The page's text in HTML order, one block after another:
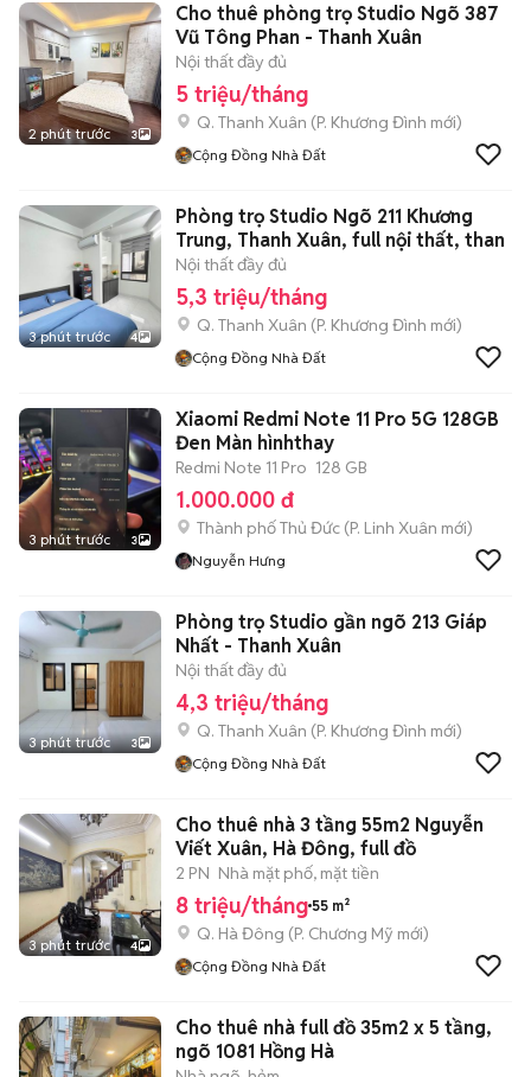
2 phút trước 3
Cho thuê phòng trọ Studio Ngõ 387
Vũ Tông Phan - Thanh Xuân
Nội thất đầy đủ
5 triệu/tháng
Q. Thanh Xuân (P. Khương Đình mới)
Cộng Đồng Nhà Đất
3 phút trước 4
Phòng trọ Studio Ngõ 211 Khương
Trung, Thanh Xuân, full nội thất, than
Nội thất đầy đủ
5,3 triệu/tháng
Q. Thanh Xuân (P. Khương Đình mới)
Cộng Đồng Nhà Đất
3 phút trước 3
Xiaomi Redmi Note 11 Pro 5G 128GB
Đen Màn hìnhthay
Redmi Note 11 Pro 128 GB
1.000.000 đ
Thành phố Thủ Đức (P. Linh Xuân mới)
Nguyễn Hưng
3 phút trước 3
Phòng trọ Studio gần ngõ 213 Giáp
Nhất - Thanh Xuân
Nội thất đầy đủ
4,3 triệu/tháng
Q. Thanh Xuân (P. Khương Đình mới)
Cộng Đồng Nhà Đất
3 phút trước 4
Cho thuê nhà 3 tầng 55m2 Nguyễn
Viết Xuân, Hà Đông, full đồ
2 PN Nhà mặt phố, mặt tiền
8 triệu/tháng 55 m²
Q. Hà Đông (P. Chương Mỹ mới)
Cộng Đồng Nhà Đất
Cho thuê nhà full đồ 35m2 x 5 tầng,
ngõ 1081 Hồng Hà